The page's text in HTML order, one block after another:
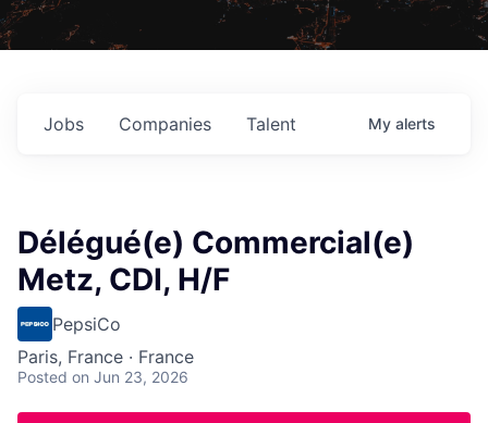
Jobs Companies Talent My alerts
Délégué(e) Commercial(e)
Metz, CDI, H/F
PepsiCo
Paris, France · France
Posted on Jun 23, 2026